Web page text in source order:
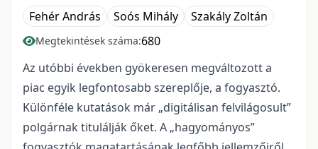
Fehér András Soós Mihály Szakály Zoltán
Megtekintések száma:680
Az utóbbi években gyökeresen megváltozott a
piac egyik legfontosabb szereplője, a fogyasztó.
Különféle kutatások már „digitálisan felvilágosult”
polgárnak titulálják őket. A „hagyományos”